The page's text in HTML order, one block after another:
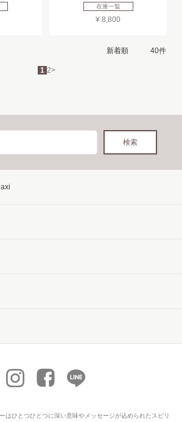
在庫一覧
¥ 8,800
1 2>
はひとつひとつに深い意味やメッセージが込められたスピリ